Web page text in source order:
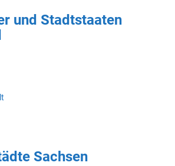
und Stadtstaaten
Sachsen